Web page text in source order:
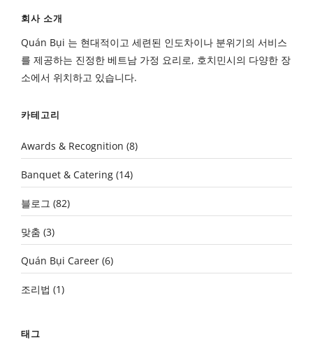
회사 소개
Quán Bụi 는 현대적이고 세련된 인도차이나 분위기의 서비스
를 제공하는 진정한 베트남 가정 요리로, 호치민시의 다양한 장
소에서 위치하고 있습니다.
카테고리
Awards & Recognition (8)
Banquet & Catering (14)
블로그 (82)
맞춤 (3)
Quán Bụi Career (6)
조리법 (1)
태그